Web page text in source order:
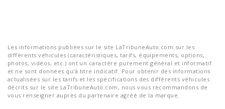
Les informations publiées sur le site LaTribuneAuto.com sur les
différents véhicules (caractéristiques, tarifs, équipements, options,
photos, vidéos, etc.) ont un caractère purement général et informatif
et ne sont données qu'à titre indicatif. Pour obtenir des informations
actualisées sur les tarifs et les spécifications des différents véhicules
décrits sur le site LaTribuneAuto.com, nous vous recommandons de
vous renseigner auprès du partenaire agréé de la marque.